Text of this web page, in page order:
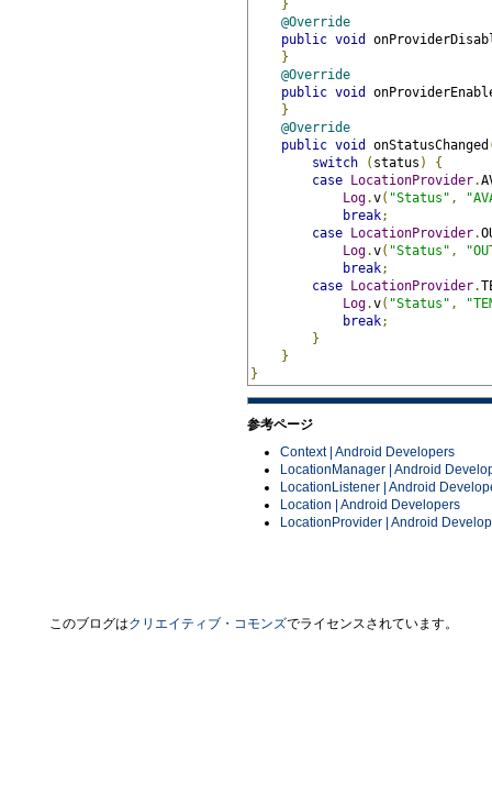
}
@Override
public void
}
@Override
public void
}
@Override
public void onStatusChanged
switch
( status )
{
case LocationProvider.
Log.v( "Status" ,
break;
case LocationProvider.
Log.v( "Status" ,
break;
case LocationProvider.
Log.v( "Status" ,
break;
}
}
}
参考ページ
Context | Android Developers
LocationManager | Android
LocationListener | Android
Location | Android Developers
LocationProvider | Android
このブログはクリエイティブ・コモンズでライセンスされています。